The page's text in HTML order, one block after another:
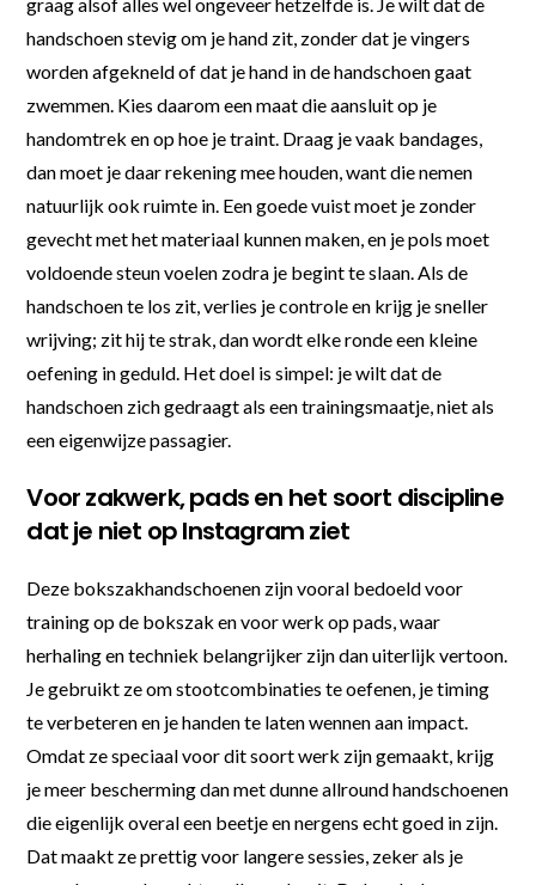
handschoen stevig om je hand zit, zonder dat je vingers
worden afgekneld of dat je hand in de handschoen gaat
zwemmen. Kies daarom een maat die aansluit op je
handomtrek en op hoe je traint. Draag je vaak bandages,
dan moet je daar rekening mee houden, want die nemen
natuurlijk ook ruimte in. Een goede vuist moet je zonder
gevecht met het materiaal kunnen maken, en je pols moet
voldoende steun voelen zodra je begint te slaan. Als de
handschoen te los zit, verlies je controle en krijg je sneller
wrijving; zit hij te strak, dan wordt elke ronde een kleine
oefening in geduld. Het doel is simpel: je wilt dat de
handschoen zich gedraagt als een trainingsmaatje, niet als
een eigenwijze passagier.
Voor zakwerk, pads en het soort discipline
dat je niet op Instagram ziet
Deze bokszakhandschoenen zijn vooral bedoeld voor
training op de bokszak en voor werk op pads, waar
herhaling en techniek belangrijker zijn dan uiterlijk vertoon.
Je gebruikt ze om stootcombinaties te oefenen, je timing
te verbeteren en je handen te laten wennen aan impact.
Omdat ze speciaal voor dit soort werk zijn gemaakt, krijg
je meer bescherming dan met dunne allround handschoenen
die eigenlijk overal een beetje en nergens echt goed in zijn.
Dat maakt ze prettig voor langere sessies, zeker als je